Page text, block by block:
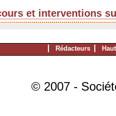
et interventions
Rédacteurs
© 2007 -